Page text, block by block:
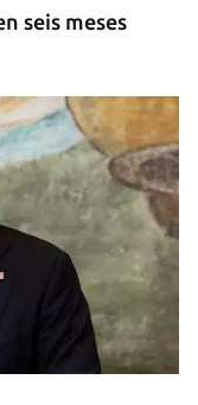
seis meses